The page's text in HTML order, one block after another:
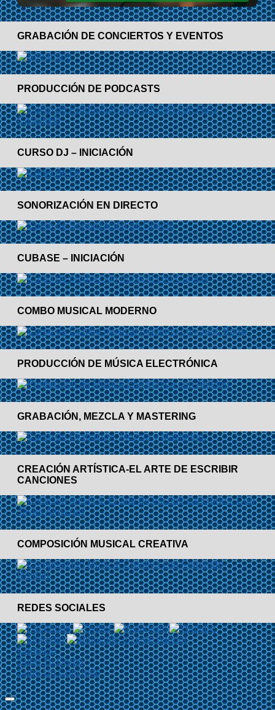
GRABACIÓN DE CONCIERTOS Y EVENTOS
PRODUCCIÓN DE PODCASTS
CURSO DJ – INICIACIÓN
SONORIZACIÓN EN DIRECTO
CUBASE – INICIACIÓN
COMBO MUSICAL MODERNO
PRODUCCIÓN DE MÚSICA ELECTRÓNICA
GRABACIÓN, MEZCLA Y MASTERING
CREACIÓN ARTÍSTICA-EL ARTE DE ESCRIBIR
CANCIONES
COMPOSICIÓN MUSICAL CREATIVA
REDES SOCIALES
Contacto
Sube Tu Grupo
Sube Un Concierto